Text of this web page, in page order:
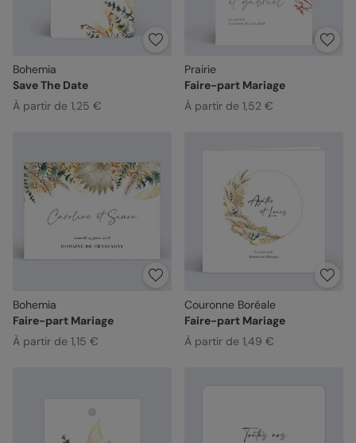
Bohemia
Save The Date
À partir de 1,25 €
Prairie
Faire-part Mariage
À partir de 1,52 €
Bohemia
Faire-part Mariage
À partir de 1,15 €
Couronne Boréale
Faire-part Mariage
À partir de 1,49 €